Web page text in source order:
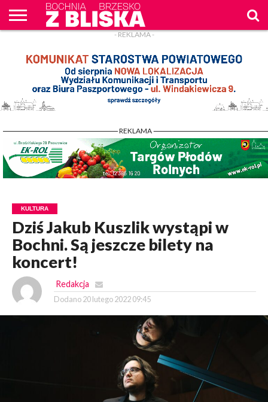
WPROST
REKLAM
- REKLAMA -
- REKLAMA -
KULTURA
Dziś Jakub Kuszlik wystąpi w
Bochni. Są jeszcze bilety na
koncert!
Redakcja
Dodano 20 lutego 2022 09:45